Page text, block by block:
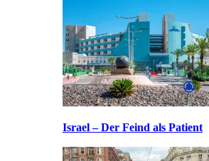
Israel – Der Feind als Patient